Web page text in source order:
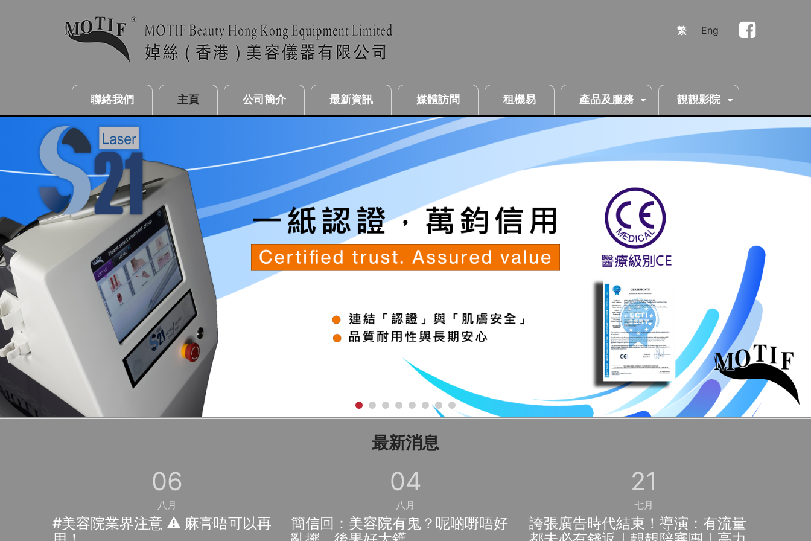
繁 Eng
聯絡我們 主頁 公司簡介 最新資訊 媒體訪問 租機易 產品及服務 靚靚影院
最新消息
06
八月
#美容院業界注意 ⚠️ 麻膏唔可以再
04
八月
簡信回：美容院有鬼？呢啲嘢唔好
21
七月
誇張廣告時代結束！導演：有流量